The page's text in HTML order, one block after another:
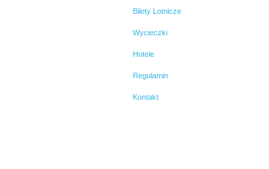
Bilety Lotnicze
Wycieczki
Hotele
Regulamin
Kontakt